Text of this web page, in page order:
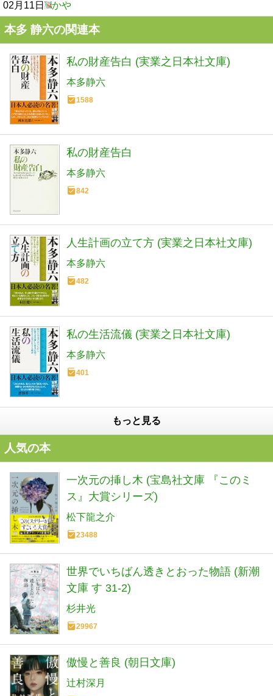
02月11日 かや
本多 静六の関連本
私の財産告白 (実業之日本社文庫)
本多静六
1588
私の財産告白
本多静六
842
人生計画の立て方 (実業之日本社文庫)
本多静六
482
私の生活流儀 (実業之日本社文庫)
本多静六
401
もっと見る
人気の本
一次元の挿し木 (宝島社文庫 『このミ
ス』大賞シリーズ)
松下龍之介
23488
世界でいちばん透きとおった物語 (新潮
文庫 す 31-2)
杉井光
29967
傲慢と善良 (朝日文庫)
辻村深月